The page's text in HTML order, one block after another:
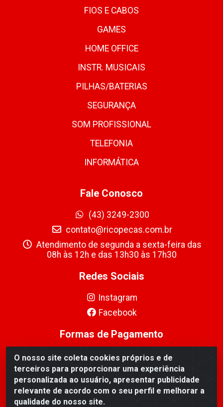
O nosso site coleta cookies próprios e de
terceiros para proporcionar uma experiência
personalizada ao usuário, apresentar publicidade
relevante de acordo com o seu perfil e melhorar a
qualidade do nosso site.
FIOS E CABOS
GAMES
HOME OFFICE
INSTR. MUSICAIS
PILHAS/BATERIAS
SEGURANÇA
SOM PROFISSIONAL
TELEFONIA
INFORMÁTICA
Fale Conosco
(43) 3249-2300
contato@ricopecas.com.br
Atendimento de segunda a sexta-feira das
08h às 12h e das 13h30 às 17h30
Redes Sociais
Instagram
Facebook
Formas de Pagamento
Ricopeças Comércio de componentes Eletrônicos Ltda -
Rua Alicio Francisco Mafra, 968 - Jardim Taroba,